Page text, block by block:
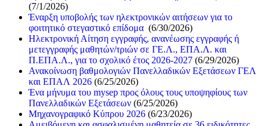
(7/1/2026)
Έναρξη υποβολής των ηλεκτρονικών αιτήσεων για το
φοιτητικό στεγαστικό επίδομα (6/30/2026)
Ηλεκτρονική Αίτηση εγγραφής, ανανέωσης εγγραφής ή
μετεγγραφής μαθητών/τριών σε ΓΕ.Λ., ΕΠΑ.Λ. και
Π.ΕΠΑ.Λ., για το σχολικό έτος 2026-2027 (6/29/2026)
Ανακοίνωση βαθμολογιών Πανελλαδικών Εξετάσεων ΓΕΛ
και ΕΠΑΛ 2026 (6/25/2026)
Ένα μήνυμα του mysep προς όλους τους υποψηφίους των
Πανελλαδικών Εξετάσεων (6/25/2026)
Μηχανογραφικό Κύπρου 2026 (6/23/2026)